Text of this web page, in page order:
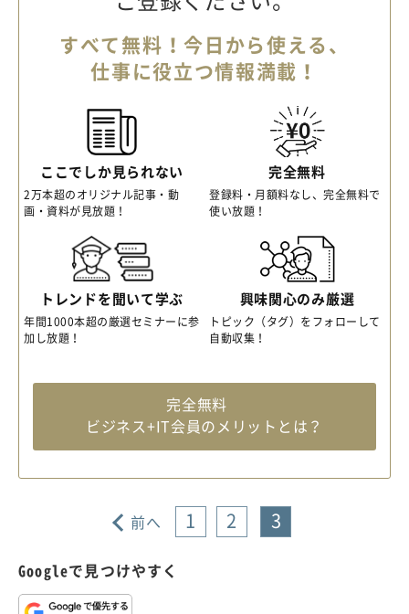
すべて無料！今日から使える、
仕事に役立つ情報満載！
ここでしか見られない
2万本超のオリジナル記事・動
画・資料が見放題！
完全無料
登録料・月額料なし、完全無料で
使い放題！
トレンドを聞いて学ぶ
年間1000本超の厳選セミナーに参
加し放題！
興味関心のみ厳選
トピック（タグ）をフォローして
自動収集！
完全無料
ビジネス+IT会員のメリットとは？
前へ 1 2 3
Googleで見つけやすく